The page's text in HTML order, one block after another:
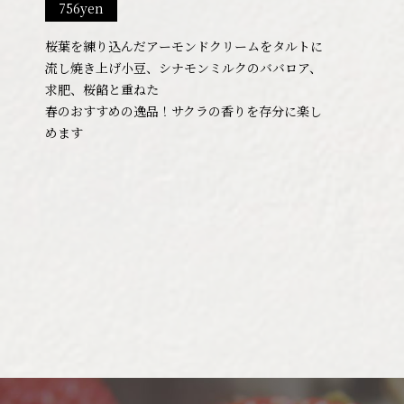
756yen
桜葉を練り込んだアーモンドクリームをタルトに
流し焼き上げ小豆、シナモンミルクのババロア、
求肥、桜餡と重ねた
春のおすすめの逸品！サクラの香りを存分に楽し
めます